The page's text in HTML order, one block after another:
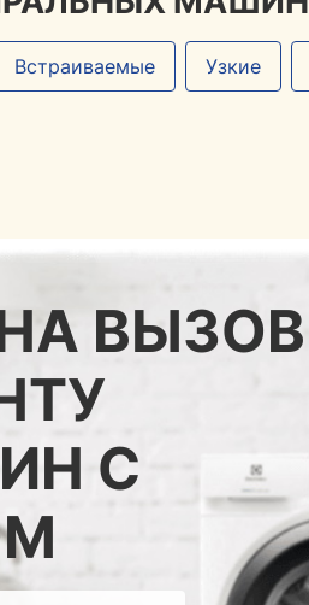
Встраиваемые Узкие
ВЫЗОВ
С